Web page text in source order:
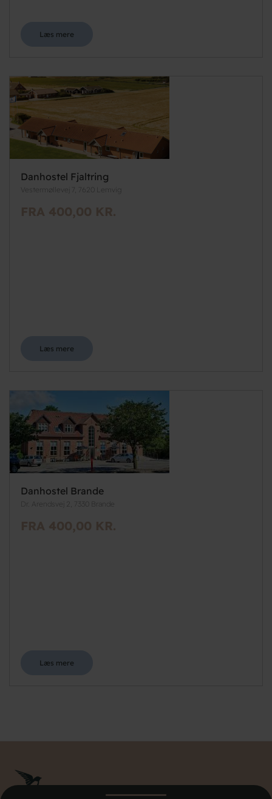
Læs mere
Danhostel Fjaltring
Vestermøllevej 7, 7620 Lemvig
FRA 400,00 KR.
Læs mere
Danhostel Brande
Dr. Arendsvej 2, 7330 Brande
FRA 400,00 KR.
Læs mere